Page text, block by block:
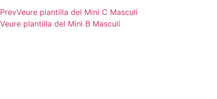
PrevVeure plantilla del Mini C Masculí
Veure plantilla del Mini B Masculí